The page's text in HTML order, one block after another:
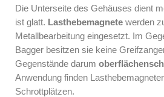
Die Unterseite des Gehäuses dient
ist glatt. Lasthebemagnete werden
Metallbearbeitung eingesetzt. Im
Bagger besitzen sie keine
Gegenstände darum
Anwendung finden
Schrottplätzen.